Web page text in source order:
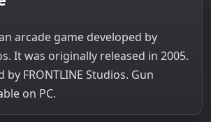
arcade game developed by
It was originally released in 2005.
FRONTLINE Studios. Gun
on PC.